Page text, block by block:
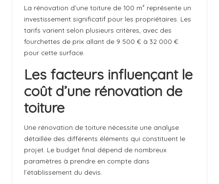
La rénovation d’une toiture de 100 m² représente un
investissement significatif pour les propriétaires. Les
tarifs varient selon plusieurs critères, avec des
fourchettes de prix allant de 9 500 € à 32 000 €
pour cette surface.
Les facteurs influençant le
coût d’une rénovation de
toiture
Une rénovation de toiture nécessite une analyse
détaillée des différents éléments qui constituent le
projet. Le budget final dépend de nombreux
paramètres à prendre en compte dans
l’établissement du devis.